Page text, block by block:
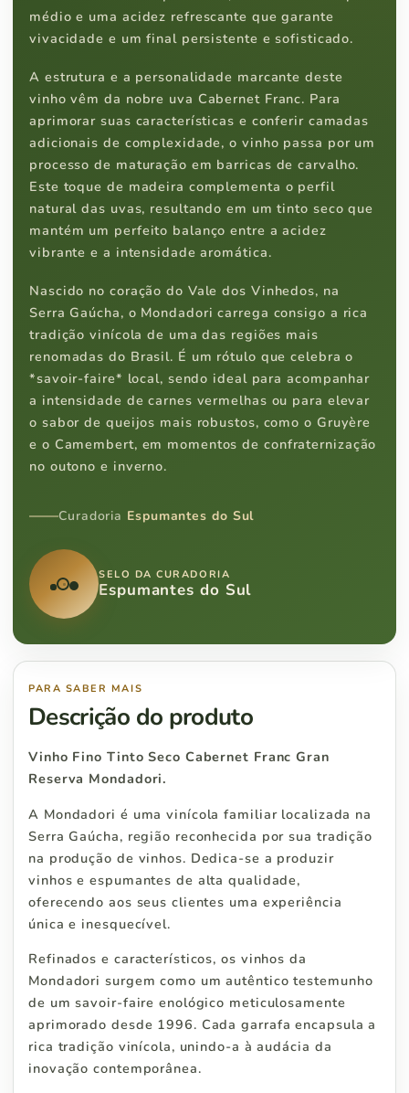
médio e uma acidez refrescante que garante
vivacidade e um final persistente e sofisticado.
A estrutura e a personalidade marcante deste
vinho vêm da nobre uva Cabernet Franc. Para
aprimorar suas características e conferir camadas
adicionais de complexidade, o vinho passa por um
processo de maturação em barricas de carvalho.
Este toque de madeira complementa o perfil
natural das uvas, resultando em um tinto seco que
mantém um perfeito balanço entre a acidez
vibrante e a intensidade aromática.
Nascido no coração do Vale dos Vinhedos, na
Serra Gaúcha, o Mondadori carrega consigo a rica
tradição vinícola de uma das regiões mais
renomadas do Brasil. É um rótulo que celebra o
*savoir-faire* local, sendo ideal para acompanhar
a intensidade de carnes vermelhas ou para elevar
o sabor de queijos mais robustos, como o Gruyère
e o Camembert, em momentos de confraternização
no outono e inverno.
Curadoria Espumantes do Sul
SELO DA CURADORIA
Espumantes do Sul
PARA SABER MAIS
Descrição do produto
Vinho Fino Tinto Seco Cabernet Franc Gran
Reserva Mondadori.
A Mondadori é uma vinícola familiar localizada na
Serra Gaúcha, região reconhecida por sua tradição
na produção de vinhos. Dedica-se a produzir
vinhos e espumantes de alta qualidade,
oferecendo aos seus clientes uma experiência
única e inesquecível.
Refinados e característicos, os vinhos da
Mondadori surgem como um autêntico testemunho
de um savoir-faire enológico meticulosamente
aprimorado desde 1996. Cada garrafa encapsula a
rica tradição vinícola, unindo-a à audácia da
inovação contemporânea.